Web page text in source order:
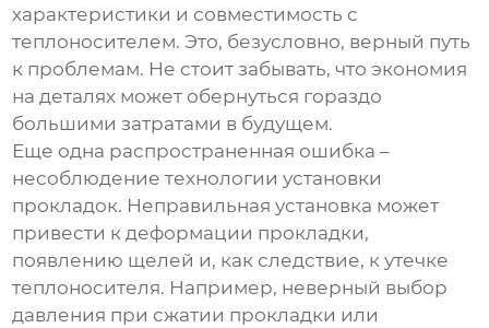
характеристики и совместимость с
теплоносителем. Это, безусловно, верный путь
к проблемам. Не стоит забывать, что экономия
на деталях может обернуться гораздо
большими затратами в будущем.
Еще одна распространенная ошибка –
несоблюдение технологии установки
прокладок. Неправильная установка может
привести к деформации прокладки,
появлению щелей и, как следствие, к утечке
теплоносителя. Например, неверный выбор
давления при сжатии прокладки или